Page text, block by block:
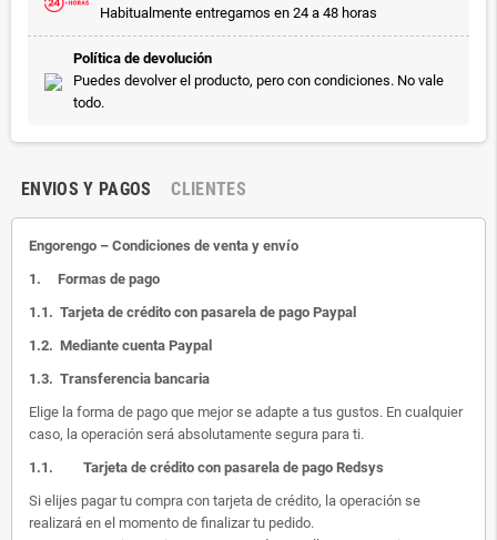
Habitualmente entregamos en 24 a 48 horas
Política de devolución
Puedes devolver el producto, pero con condiciones. No vale
todo.
ENVIOS Y PAGOS CLIENTES
Engorengo – Condiciones de venta y envío
1. Formas de pago
1.1. Tarjeta de crédito con pasarela de pago Paypal
1.2. Mediante cuenta Paypal
1.3. Transferencia bancaria
Elige la forma de pago que mejor se adapte a tus gustos. En cualquier
caso, la operación será absolutamente segura para ti.
1.1. Tarjeta de crédito con pasarela de pago Redsys
Si elijes pagar tu compra con tarjeta de crédito, la operación se
realizará en el momento de finalizar tu pedido.